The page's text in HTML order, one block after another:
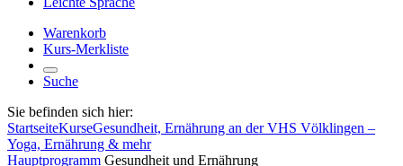
Warenkorb
Kurs-Merkliste
Suche
Sie befinden sich hier:
StartseiteKurseGesundheit, Ernährung an der VHS Völklingen –
Yoga, Ernährung & mehr
Hauptprogramm Gesundheit und Ernährung